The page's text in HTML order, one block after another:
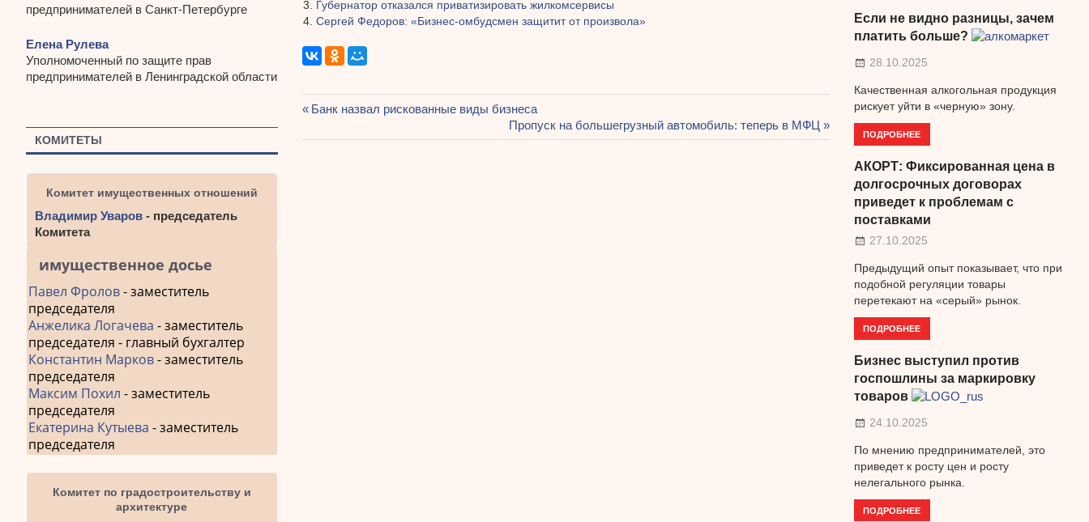
Губернатор отказался приватизировать жилкомсервисы
Сергей Федоров: «Бизнес-омбудсмен защитит от произвола»
Предыдущая
Банк назвал рискованные виды бизнеса
Следующая
запись:
Пропуск на большегрузный автомобиль: теперь в МФЦ
предпринимателей в Санкт-Петербурге
Елена Рулева
Уполномоченный по защите прав
предпринимателей в Ленинградской области
КОМИТЕТЫ
Комитет имущественных отношений
Владимир Уваров - председатель
Комитета
имущественное досье
Павел Фролов- заместитель
председателя
Анжелика Логачева - заместитель
председателя - главный бухгалтер
Константин Марков- заместитель
председателя
Максим Похил - заместитель
председателя
Екатерина Кутыева - заместитель
председателя
Комитет по градостроительству и
архитектуре
Если не видно разницы, зачем
платить больше?
28.10.2025
Качественная алкогольная продукция
рискует уйти в «черную» зону.
ПОДРОБНЕЕ
АКОРТ: Фиксированная цена в
долгосрочных договорах
приведет к проблемам с
поставками
27.10.2025
Предыдущий опыт показывает, что при
подобной регуляции товары
перетекают на «серый» рынок.
ПОДРОБНЕЕ
Бизнес выступил против
госпошлины за маркировку
товаров
24.10.2025
По мнению предпринимателей, это
приведет к росту цен и росту
нелегального рынка.
ПОДРОБНЕЕ